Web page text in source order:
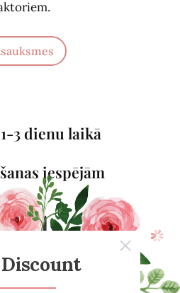
3 dienu laikā
iespējām